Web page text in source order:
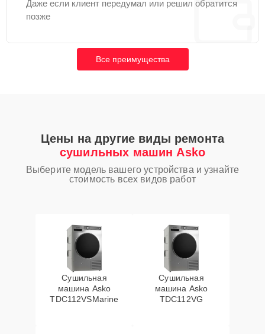
Даже если клиент передумал или решил обратится
позже
Все преимущества
Цены на другие виды ремонта
сушильных машин Asko
Выберите модель вашего устройства и узнайте
стоимость всех видов работ
Сушильная
машина Asko
TDC112VSMarine
Сушильная
машина Asko
TDC112VG